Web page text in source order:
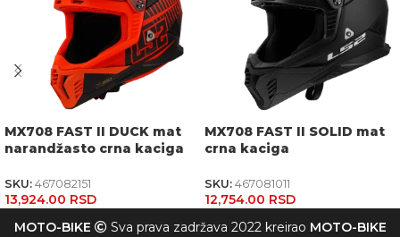
MX708 FAST II DUCK mat
narandžasto crna kaciga
SKU: 467082151
13,924.00 RSD
MX708 FAST II SOLID mat
crna kaciga
SKU: 467081011
12,754.00 RSD
MOTO-BIKE
Sva prava zadržava 2022 kreirao MOTO-BIKE